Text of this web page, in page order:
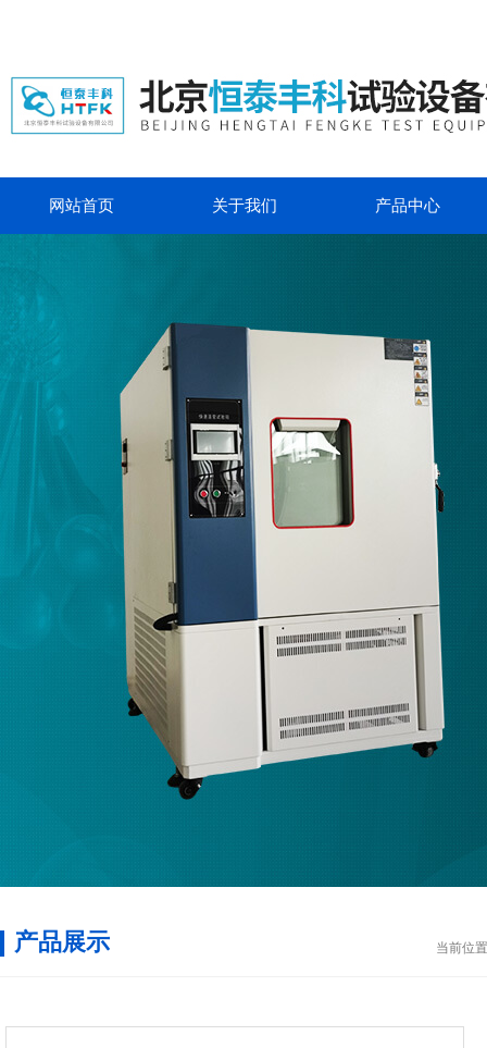
网站首页 关于我们 产品中心
当前位
产品展示